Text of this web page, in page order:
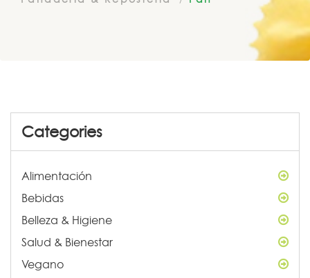
Categories
Alimentación
Bebidas
Belleza & Higiene
Salud & Bienestar
Vegano